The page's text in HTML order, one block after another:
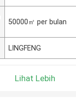
50000㎡ per bulan
LINGFENG
Lihat Lebih